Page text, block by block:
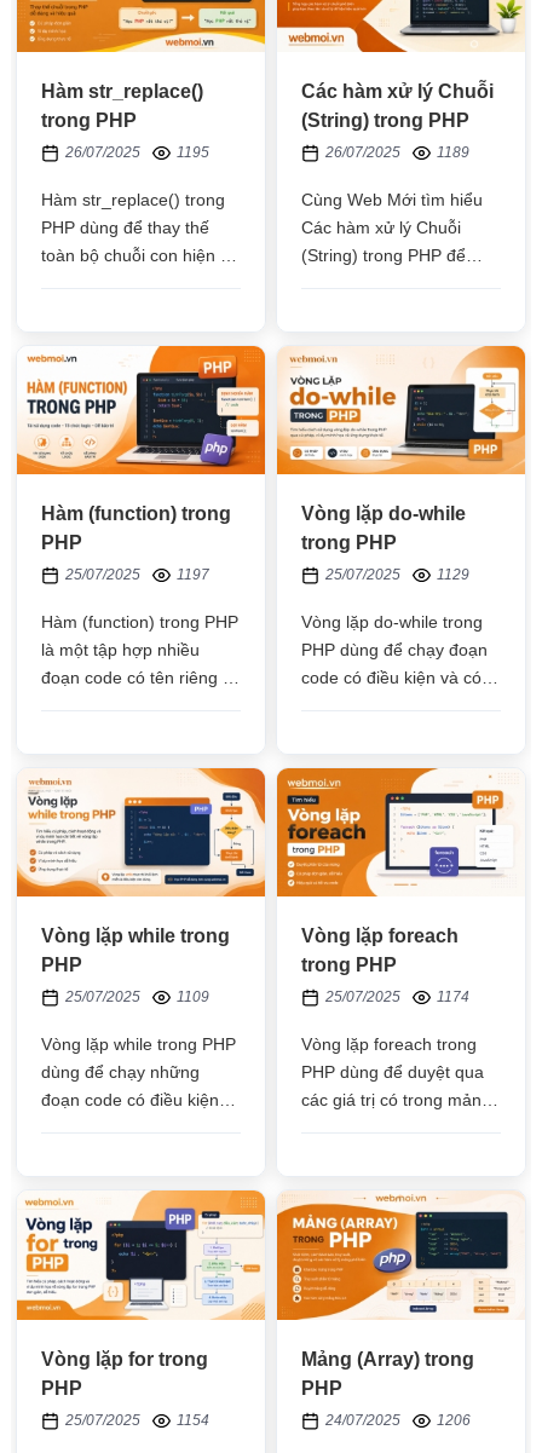
Hàm str_replace()
trong PHP
26/07/2025 1195
Hàm str_replace() trong
PHP dùng để thay thế
toàn bộ chuỗi con hiện tại
Các hàm xử lý Chuỗi
(String) trong PHP
26/07/2025 1189
Cùng Web Mới tìm hiểu
Các hàm xử lý Chuỗi
(String) trong PHP để
Hàm (function) trong
PHP
25/07/2025 1197
Hàm (function) trong PHP
là một tập hợp nhiều
đoạn code có tên riêng rõ
xác
Vòng lặp do-while
trong PHP
25/07/2025 1129
Vòng lặp do-while trong
PHP dùng để chạy đoạn
code có điều kiện và có
tới điều kiện sau
Vòng lặp while trong
PHP
25/07/2025 1109
Vòng lặp while trong PHP
dùng để chạy những
đoạn code có điều kiện,
Vòng lặp foreach
trong PHP
25/07/2025 1174
Vòng lặp foreach trong
PHP dùng để duyệt qua
các giá trị có trong mảng,
tiếp theo
Vòng lặp for trong
PHP
25/07/2025 1154
Mảng (Array) trong
PHP
24/07/2025 1206